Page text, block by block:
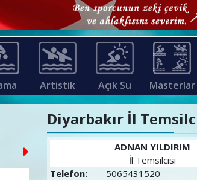
Artistik Açık Su Masterlar
Diyarbakır İl
ADNAN YILDIRIM
İl Temsilcisi
Telefon:
5065431520